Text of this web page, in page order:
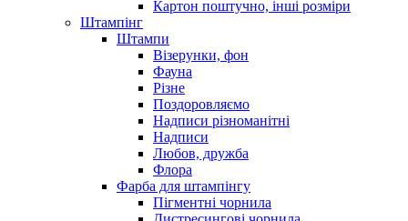
Картон поштучно, інші розміри
Штампінг
Штампи
Візерунки, фон
Фауна
Різне
Поздоровляємо
Надписи різноманітні
Надписи
Любов, дружба
Флора
Фарба для штампінгу
Пігментні чорнила